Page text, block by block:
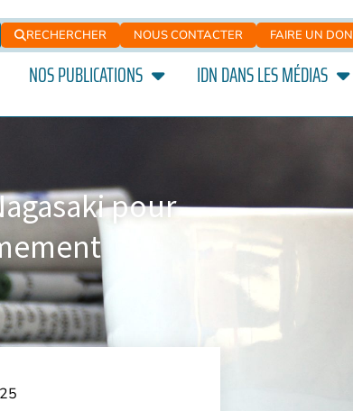
RECHERCHER NOUS CONTACTER FAIRE UN DON
NOS PUBLICATIONS IDN DANS LES MÉDIAS
pour